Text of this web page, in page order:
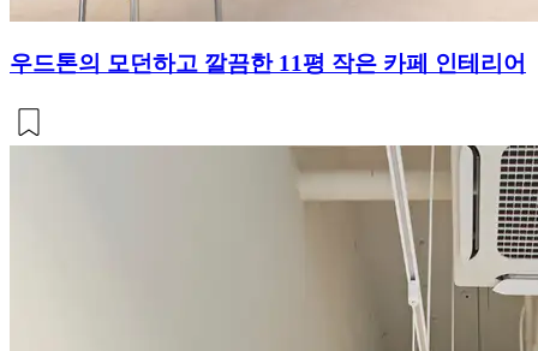
우드톤의 모던하고 깔끔한 11평 작은 카페 인테리어